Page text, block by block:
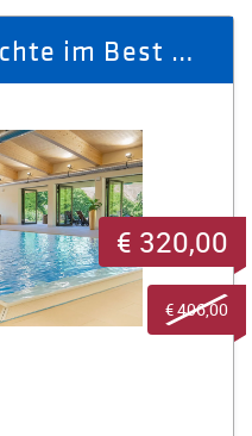
2 lange Sommernächte im Best Western Ahorn Hotel Oberwiesenthal
€ 320,00
€ 406,00